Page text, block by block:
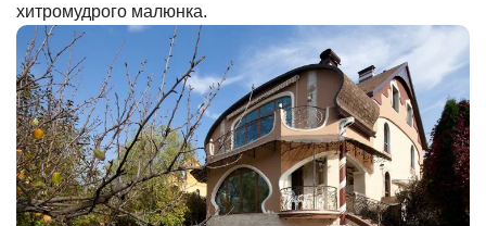
хитромудрого малюнка.